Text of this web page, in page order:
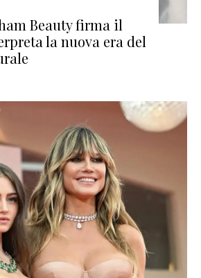
Beauty firma il
la nuova era del